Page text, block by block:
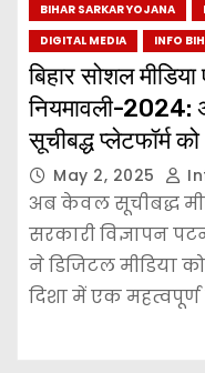
BIHAR SARKAR YOJANA
DIGITAL MEDIA
INFO
बिहार सोशल
नियमावली-2024:
सूचीबद्ध प्लेटफॉर्म को
May 2, 2025
अब केवल सूचीबद्ध
सरकारी विज्ञापन
ने डिजिटल मीडिया
दिशा में एक